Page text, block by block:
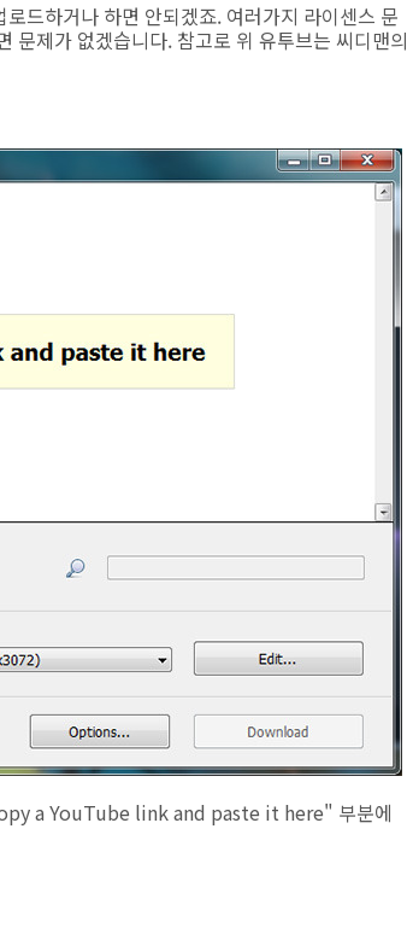
드하거나 하면 안되겠죠. 여러가지 라이센스 문
문제가 없겠습니다. 참고로 위 유투브는 씨디맨의
a YouTube link and paste it here" 부분에